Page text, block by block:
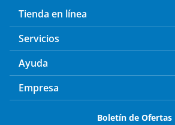
Tienda en línea
Servicios
Ayuda
Empresa
Boletín de Ofertas